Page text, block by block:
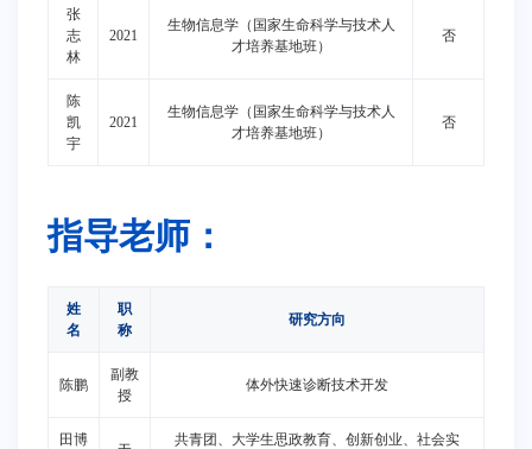
张
志
林
2021
生物信息学（国家生命科学与技术人
才培养基地班）
否
陈
凯
宇
2021
生物信息学（国家生命科学与技术人
才培养基地班）
否
指导老师：
姓
名
职
称
研究方向
陈鹏
副教
授
体外快速诊断技术开发
田博
共青团、大学生思政教育、创新创业、社会实